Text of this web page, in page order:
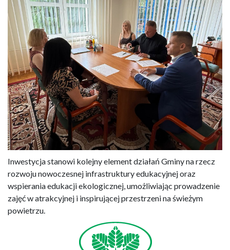
Inwestycja stanowi kolejny element działań Gminy na rzecz
rozwoju nowoczesnej infrastruktury edukacyjnej oraz
wspierania edukacji ekologicznej, umożliwiając prowadzenie
zajęć w atrakcyjnej i inspirującej przestrzeni na świeżym
powietrzu.